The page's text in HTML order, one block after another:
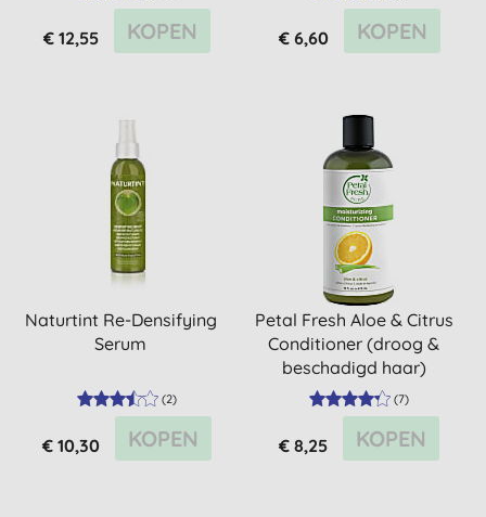
€ 12,55 KOPEN € 6,60 KOPEN
Naturtint Re-Densifying
Serum
(2)
€ 10,30 KOPEN
Petal Fresh Aloe & Citrus
Conditioner (droog &
beschadigd haar)
(7)
€ 8,25 KOPEN